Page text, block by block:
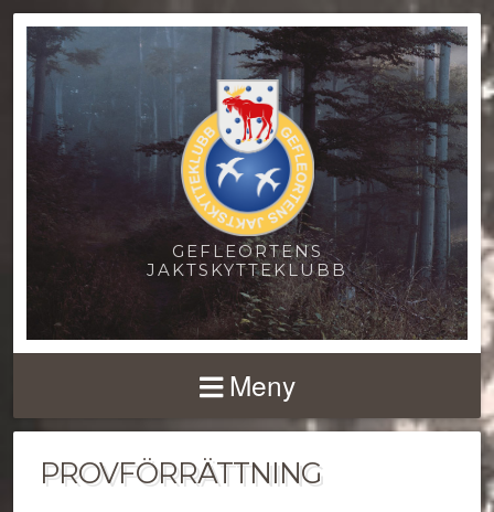
GEFLEORTENS
JAKTSKYTTEKLUBB
Meny
PROVFÖRRÄTTNING